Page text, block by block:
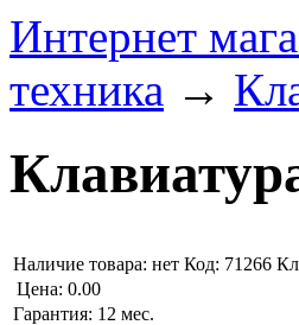
Интернет
техника →
Наличие товара: нет Код: 71266
Цена: 0.00
Гарантия: 12 мес.